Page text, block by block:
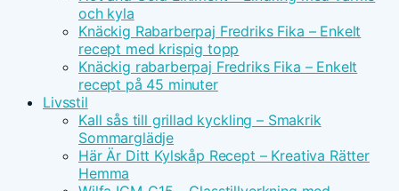
och kyla
Knäckig Rabarberpaj Fredriks Fika – Enkelt
recept med krispig topp
Knäckig rabarberpaj Fredriks Fika – Enkelt
recept på 45 minuter
Livsstil
Kall sås till grillad kyckling – Smakrik
Sommarglädje
Här Är Ditt Kylskåp Recept – Kreativa Rätter
Hemma